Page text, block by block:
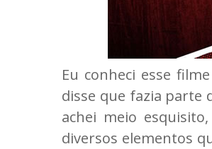
Eu conheci esse
disse que fazia parte
achei meio
diversos elementos